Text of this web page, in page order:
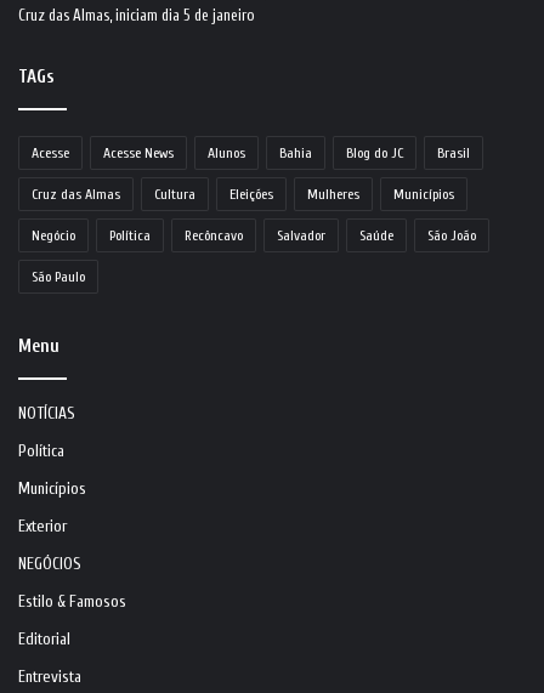
Cruz das Almas, iniciam dia 5 de janeiro
TAGs
Acesse Acesse News Alunos Bahia Blog do JC Brasil
Cruz das Almas Cultura Eleições Mulheres Municípios
Negócio Política Recôncavo Salvador Saúde São João
São Paulo
Menu
NOTÍCIAS
Política
Municípios
Exterior
NEGÓCIOS
Estilo & Famosos
Editorial
Entrevista